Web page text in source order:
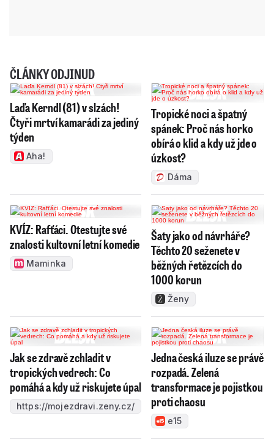
ČLÁNKY ODJINUD
Laďa Kerndl (81) v slzách!
Čtyři mrtví kamarádi za jediný
týden
Aha!
Tropické noci a špatný
spánek: Proč nás horko
obírá o klid a kdy už jde o
úzkost?
Dáma
KVÍZ: Rafťáci. Otestujte své
znalosti kultovní letní komedie
Maminka
Šaty jako od návrháře?
Těchto 20 seženete v
běžných řetězcích do
1000 korun
Ženy
Jak se zdravě zchladit v
tropických vedrech: Co
pomáhá a kdy už riskujete úpal
https://mojezdravi.zeny.cz/
Jedna česká iluze se právě
rozpadá. Zelená
transformace je pojistkou
proti chaosu
e15